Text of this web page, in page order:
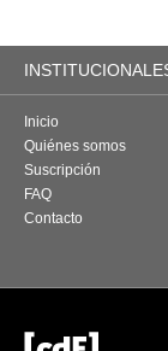
Inicio
Quiénes somos
Suscripción
FAQ
Contacto